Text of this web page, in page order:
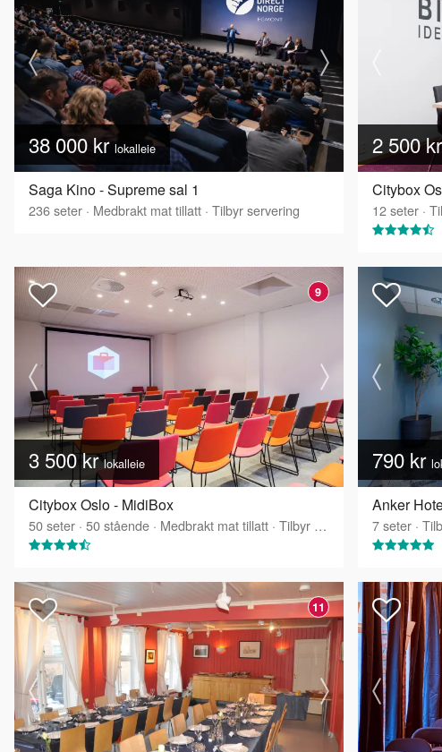
38 000 krlokalleie
Saga Kino - Supreme sal 1
236seter · Medbrakt mat tillatt · Tilbyr servering
2 500 kr
Citybox
12seter ·
9
3 500 krlokalleie
Citybox Oslo - MidiBox
50seter · 50stående · Medbrakt mat tillatt · Tilbyr servering
790 kr
Anker
7seter ·
11